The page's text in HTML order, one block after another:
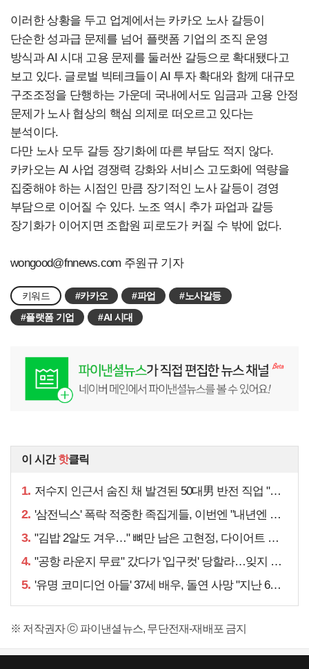
이러한 상황을 두고 업계에서는 카카오 노사 갈등이
단순한 성과급 문제를 넘어 플랫폼 기업의 조직 운영
방식과 AI 시대 고용 문제를 둘러싼 갈등으로 확대됐다고
보고 있다. 글로벌 빅테크들이 AI 투자 확대와 함께 대규모
구조조정을 단행하는 가운데 국내에서도 임금과 고용 안정
문제가 노사 협상의 핵심 의제로 떠오르고 있다는
분석이다.
다만 노사 모두 갈등 장기화에 따른 부담도 적지 않다.
카카오는 AI 사업 경쟁력 강화와 서비스 고도화에 역량을
집중해야 하는 시점인 만큼 장기적인 노사 갈등이 경영
부담으로 이어질 수 있다. 노조 역시 추가 파업과 갈등
장기화가 이어지면 조합원 피로도가 커질 수 밖에 없다.
wongood@fnnews.com 주원규 기자
키워드 #카카오 #파업
#노사갈등
#플랫폼 기업
#AI 시대
이 시간핫클릭
1. 저수지 인근서 숨진 채 발견된 50대男 반전 직업 "얼마 전…"
2. '삼전닉스' 폭락 적중한 족집게들, 이번엔 "내년엔 더욱…"
3. "김밥 2알도 겨우…" 뼈만 남은 고현정, 다이어트 아니라
4. "공항 라운지 무료" 갔다가 '입구컷' 당할라…잊지 말아야 할 것
5. '유명 코미디언 아들' 37세 배우, 돌연 사망 "지난 6월에도…"
※ 저작권자 ⓒ 파이낸셜뉴스, 무단전재-재배포 금지